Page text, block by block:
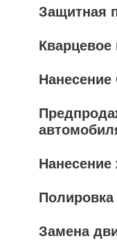
Защитная
Нанесение
Нанесение
Замена